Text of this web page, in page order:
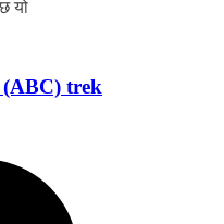
यो
trek